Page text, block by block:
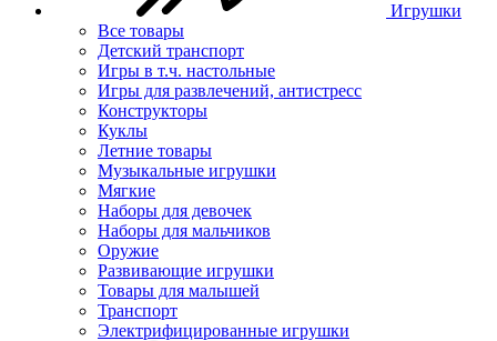
Игрушки
Все товары
Детский транспорт
Игры в т.ч. настольные
Игры для развлечений, антистресс
Конструкторы
Куклы
Летние товары
Музыкальные игрушки
Мягкие
Наборы для девочек
Наборы для мальчиков
Оружие
Развивающие игрушки
Товары для малышей
Транспорт
Электрифицированные игрушки